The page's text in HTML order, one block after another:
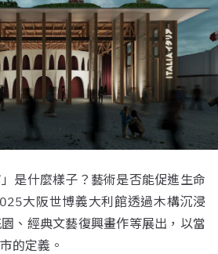
是什麼樣子？藝術是否能促進生命
大阪世博義大利館透過木構沉浸
、經典文藝復興畫作等展出，以當
的定義。